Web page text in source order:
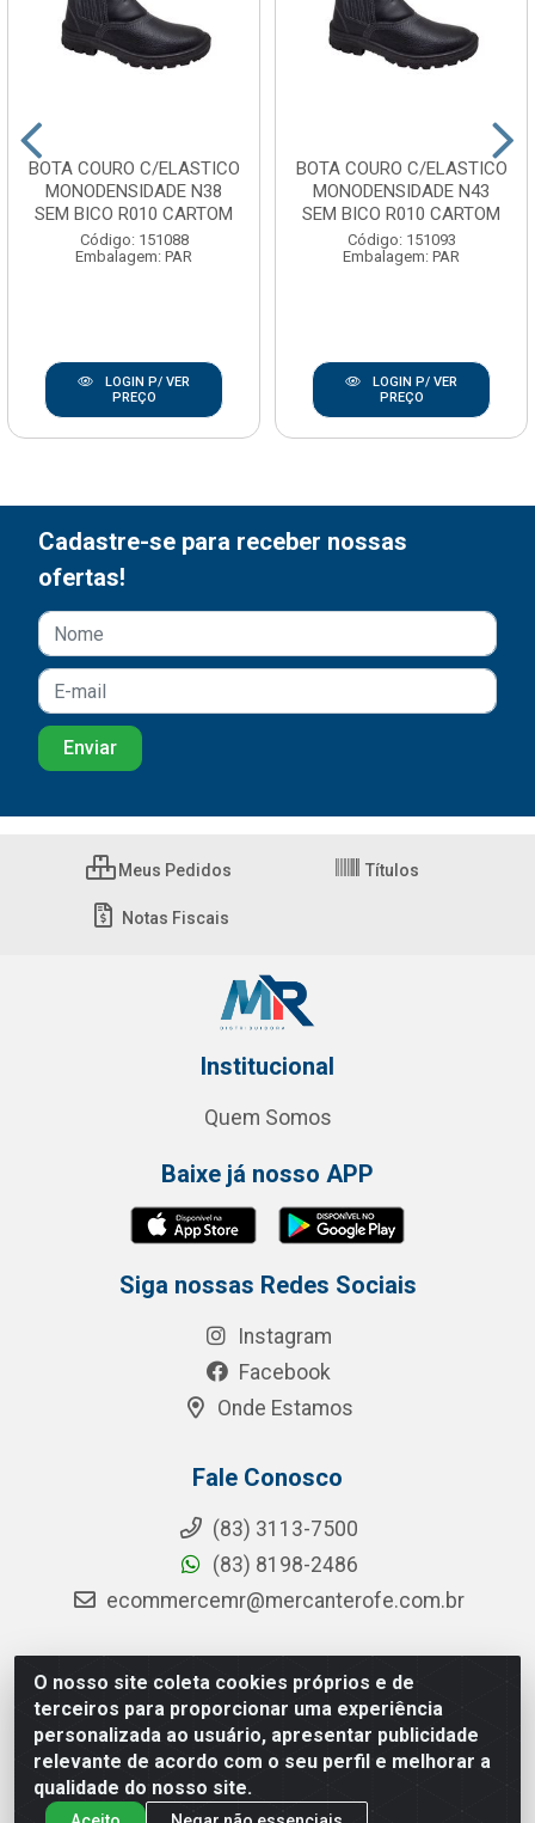
BOTA COURO C/ELASTICO
MONODENSIDADE N38
SEM BICO R010 CARTOM
Código: 151088
Embalagem: PAR
LOGIN P/ VER
PREÇO
BOTA COURO C/ELASTICO
MONODENSIDADE N43
SEM BICO R010 CARTOM
Código: 151093
Embalagem: PAR
LOGIN P/ VER
PREÇO
O nosso site coleta cookies próprios e de
terceiros para proporcionar uma experiência
personalizada ao usuário, apresentar publicidade
relevante de acordo com o seu perfil e melhorar a
qualidade do nosso site.
Cadastre-se para receber nossas
ofertas!
Meus Pedidos Títulos
Notas Fiscais
Institucional
Quem Somos
Baixe já nosso APP
Siga nossas Redes Sociais
Instagram
Facebook
Onde Estamos
Fale Conosco
(83) 3113-7500
(83) 8198-2486
ecommercemr@mercanterofe.com.br
MR Distribuidora - Rua Hortêncio Ribeiro de Luna, 3777 -
Distrito Industrial, João Pessoa/PB - CEP 58081-400 -
CNPJ 35.428.312/0001-85